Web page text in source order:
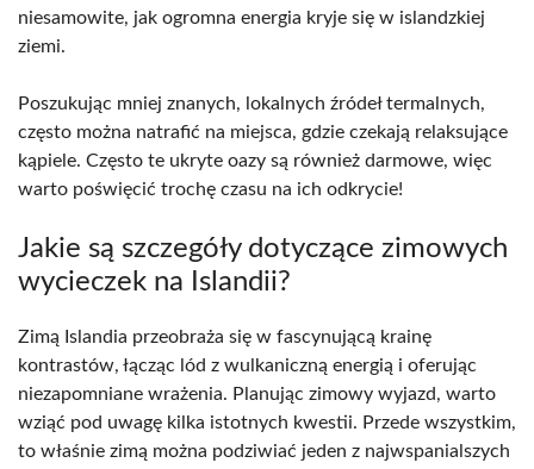
niesamowite, jak ogromna energia kryje się w islandzkiej
ziemi.
Poszukując mniej znanych, lokalnych źródeł termalnych,
często można natrafić na miejsca, gdzie czekają relaksujące
kąpiele. Często te ukryte oazy są również darmowe, więc
warto poświęcić trochę czasu na ich odkrycie!
Jakie są szczegóły dotyczące zimowych
wycieczek na Islandii?
Zimą Islandia przeobraża się w fascynującą krainę
kontrastów, łącząc lód z wulkaniczną energią i oferując
niezapomniane wrażenia. Planując zimowy wyjazd, warto
wziąć pod uwagę kilka istotnych kwestii. Przede wszystkim,
to właśnie zimą można podziwiać jeden z najwspanialszych